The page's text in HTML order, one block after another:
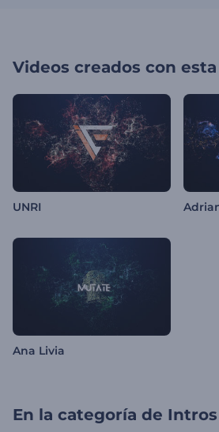
Videos creados con
UNRI
Ana Livia
En la categoría de